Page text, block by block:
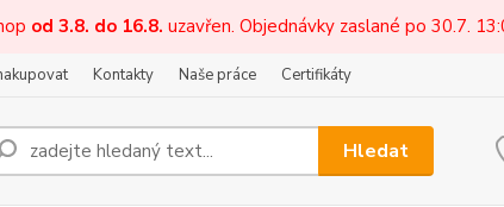
od 3.8. do 16.8. uzavřen. Objednávky zaslané po 30.7.
Kontakty Naše práce Certifikáty
Hledat